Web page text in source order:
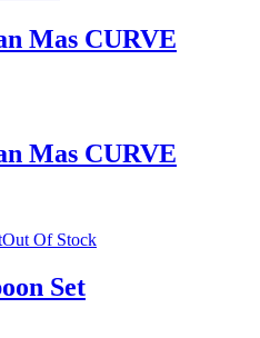
Mas CURVE
Mas CURVE
Out Of Stock
Set